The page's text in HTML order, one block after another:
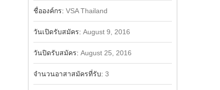
Facebook
ชื่อองค์กร: VSA Thailand
วันเปิดรับสมัคร: August 9, 2016
วันปิดรับสมัคร: August 25, 2016
จำนวนอาสาสมัครที่รับ: 3